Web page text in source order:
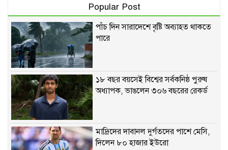
Popular Post
পাঁচ দিন সারাদেশে বৃষ্টি অব্যাহত থাকতে
পারে
১৮ বছর বয়সেই বিশ্বের সর্বকনিষ্ঠ পুরুষ
অধ্যাপক, ভাঙলেন ৩০৬ বছরের রেকর্ড
মাদ্রিদের দাবানল দুর্গতদের পাশে মেসি,
দিলেন ৮০ হাজার ইউরো